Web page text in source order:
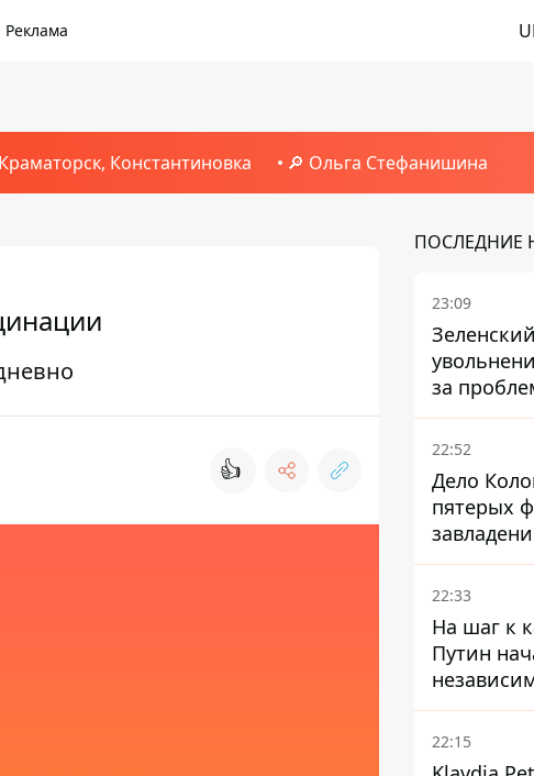
Реклама
Константиновка 🔎 Ольга Стефанишина
👍
ПОСЛЕДНИЕ
23:09
за
Марганце
22:52
Дело
пятерых
суд
22:33
На шаг к
Путин
заставив
ставку
22:15